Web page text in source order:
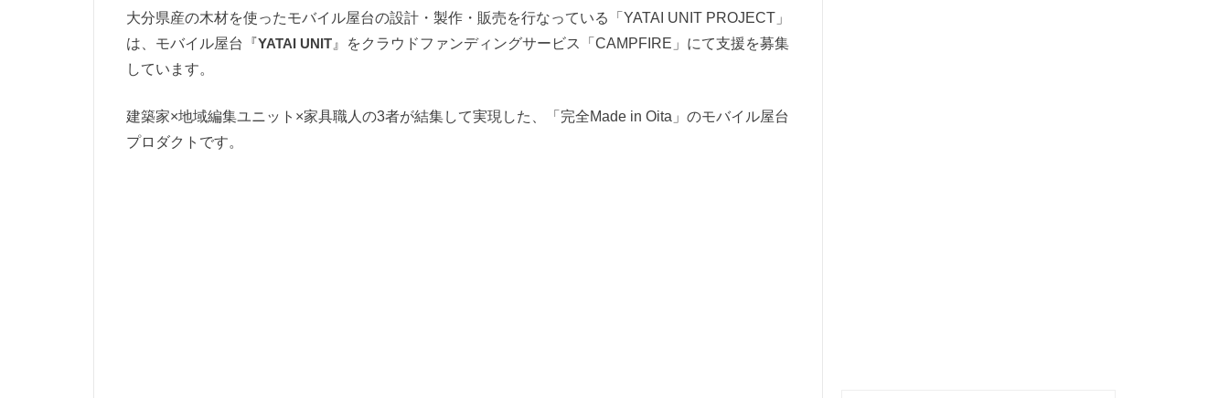
大分県産の木材を使ったモバイル屋台の設計・製作・販売を行なっている「YATAI UNIT PROJECT」
は、モバイル屋台『YATAI UNIT 』をクラウドファンディングサービス「CAMPFIRE」にて支援を募集
しています。
建築家×地域編集ユニット×家具職人の3者が結集して実現した、「完全Made in Oita」のモバイル屋台
プロダクトです。